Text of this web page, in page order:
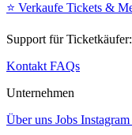
⭐️ Verkaufe Tickets &
Support für
KontaktFAQs
Unternehmen
Über uns Jobs Instagram